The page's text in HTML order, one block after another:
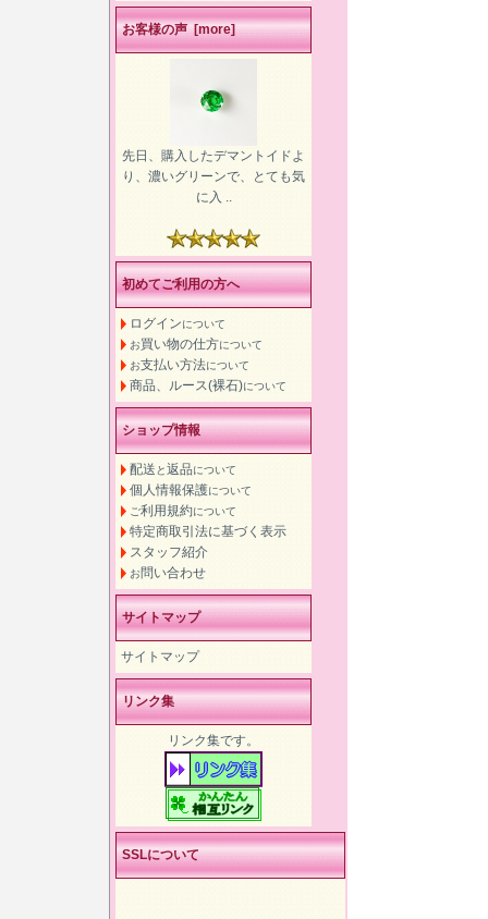
お客様の声 [more]
先日、購入したデマントイドよ
り、濃いグリーンで、とても気
に入 ..
初めてご利用の方へ
ログインについて
お買い物の仕方について
お支払い方法について
商品、ルース(裸石)について
ショップ情報
配送 と返品について
個人情報保護について
ご利用規約について
特定商取引法に基づく表示
スタッフ紹介
お問い合わせ
サイトマップ
サイトマップ
リンク集
リンク集です。
SSLについて